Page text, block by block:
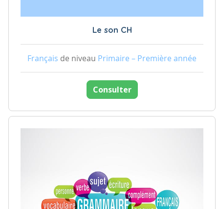
Le son CH
Français de niveau Primaire – Première année
Consulter